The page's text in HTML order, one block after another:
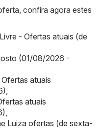
confira agora estes
- Ofertas atuais (de
(01/08/2026 -
atuais
,
atuais
,
Luiza ofertas (de sexta-